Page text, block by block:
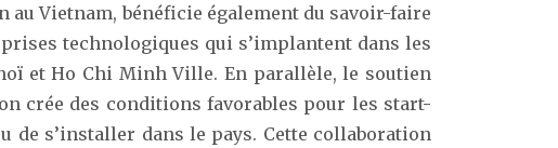
Vietnam, bénéficie également du savoir-faire
technologiques qui s’implantent dans les
et Ho Chi Minh Ville. En parallèle, le soutien
crée des conditions favorables pour les start-
de s’installer dans le pays. Cette collaboration